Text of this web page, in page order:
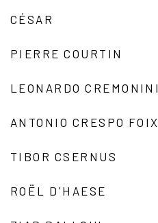
CÉSAR
PIERRE COURTIN
LEONARDO CREMONINI
ANTONIO CRESPO FOIX
TIBOR CSERNUS
ROËL D'HAESE